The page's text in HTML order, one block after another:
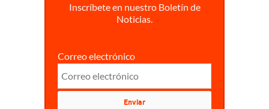
Inscríbete en nuestro Boletín de
Noticias.
Correo electrónico